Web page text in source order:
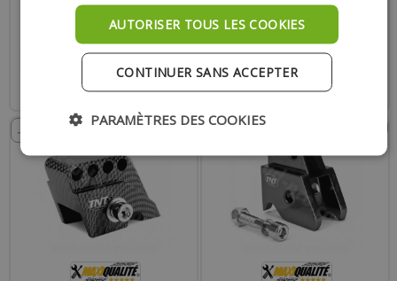
18.90 €
25.50 €
AJOUTER AU PANIER
Expédition Rapide
29.30 €
AJOUTER AU PANIER
Expédition Rapide
- 20% - 26%
AUTORISER TOUS LES COOKIES
CONTINUER SANS ACCEPTER
PARAMÈTRES DES COOKIES